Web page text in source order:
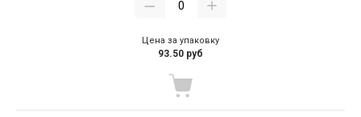
Цена за упаковку
93.50 руб